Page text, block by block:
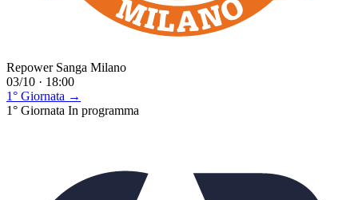
Repower Sanga Milano
03/10 · 18:00
1° Giornata →
1° Giornata In programma